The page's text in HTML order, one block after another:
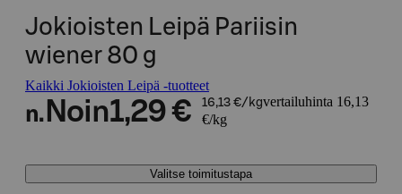
Jokioisten Leipä Pariisin
wiener 80 g
Kaikki Jokioisten Leipä -tuotteet
n. Noin1,29 € 16,13 €/kgvertailuhinta 16,13
€/kg
Valitse toimitustapa